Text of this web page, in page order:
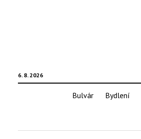
6. 8. 2026
Bulvár Bydlení